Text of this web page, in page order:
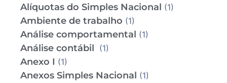
Alíquotas do Simples Nacional (1)
Ambiente de trabalho (1)
Análise comportamental (1)
Análise contábil (1)
Anexo I (1)
Anexos Simples Nacional (1)